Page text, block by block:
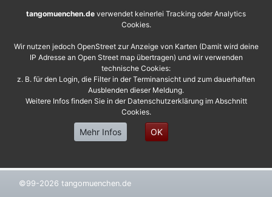
©99-2026 tangomuenchen.de
tangomuenchen.de verwendet keinerlei Tracking oder Analytics
Cookies.
Wir nutzen jedoch OpenStreet zur Anzeige von Karten (Damit wird deine
IP Adresse an Open Street map übertragen) und wir verwenden
technische Cookies:
z. B. für den Login, die Filter in der Terminansicht und zum dauerhaften
Ausblenden dieser Meldung.
Weitere Infos finden Sie in der Datenschutzerklärung im Abschnitt
Cookies.
Mehr Infos OK